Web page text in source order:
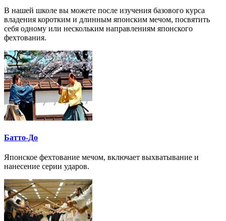
В нашей школе вы можете после изучения базового курса
владения коротким и длинным японским мечом, посвятить
себя одному или нескольким направлениям японского
фехтования.
Батто-До
Японское фехтование мечом, включает выхватывание и
нанесение серии ударов.